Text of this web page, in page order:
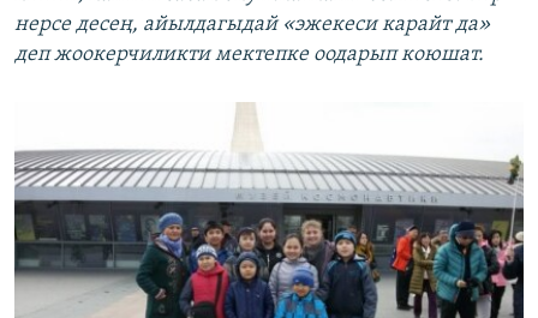
нерсе десең, айылдагыдай «эжекеси карайт да»
деп жоокерчиликти мектепке оодарыпкоюшат.